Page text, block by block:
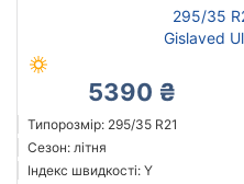
295/35
Gislaved
5390 ₴
Типорозмір: 295/35 R21
Сезон: літня
Індекс швидкості: Y